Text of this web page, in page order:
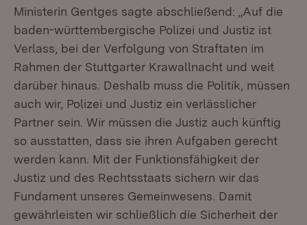
Ministerin Gentges sagte abschließend: „Auf die
baden-württembergische Polizei und Justiz ist
Verlass, bei der Verfolgung von Straftaten im
Rahmen der Stuttgarter Krawallnacht und weit
darüber hinaus. Deshalb muss die Politik, müssen
auch wir, Polizei und Justiz ein verlässlicher
Partner sein. Wir müssen die Justiz auch künftig
so ausstatten, dass sie ihren Aufgaben gerecht
werden kann. Mit der Funktionsfähigkeit der
Justiz und des Rechtsstaats sichern wir das
Fundament unseres Gemeinwesens. Damit
gewährleisten wir schließlich die Sicherheit der